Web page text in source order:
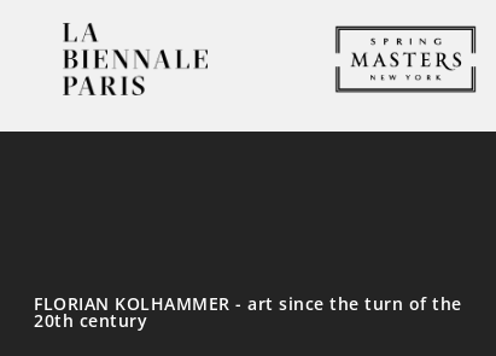
FLORIAN KOLHAMMER - art since the turn of the
20th century